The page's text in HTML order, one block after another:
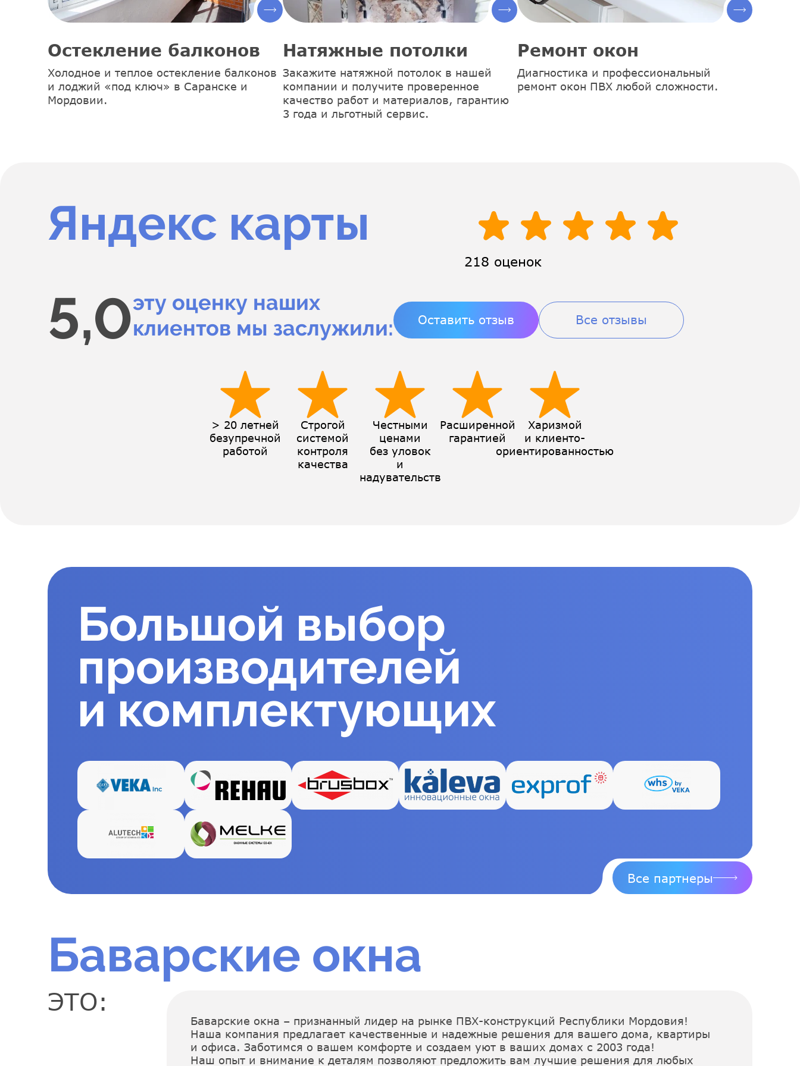
Остекление балконов
Холодное и теплое остекление балконов
и лоджий «под ключ» в Саранске и
Мордовии.
Натяжные потолки
Закажите натяжной потолок в нашей
компании и получите проверенное
качество работ и материалов, гарантию
3 года и льготный сервис.
Ремонт окон
Диагностика и профессиональный
ремонт окон ПВХ любой сложности.
Яндекс карты
5,0эту оценку наших
клиентов мы заслужили:
218 оценок
Оставить отзыв Все отзывы
> 20 летней
безупречной
работой
Строгой
системой
контроля
качества
Честными
ценами
без уловок
и
надувательств
Расширенной
гарантией
Харизмой
и клиенто-
ориентированностью
Большой выбор
производителей
и комплектующих
Все партнеры
Баварские окна
ЭТО:
Баварские окна – признанный лидер на рынке ПВХ-конструкций Республики Мордовия!
Наша компания предлагает качественные и надежные решения для вашего дома, квартиры
и офиса. Заботимся о вашем комфорте и создаем уют в ваших домах с 2003 года!
Наш опыт и внимание к деталям позволяют предложить вам лучшие решения для любых